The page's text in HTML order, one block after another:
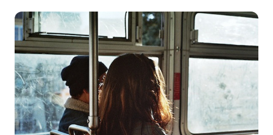
apaixonar
por
você